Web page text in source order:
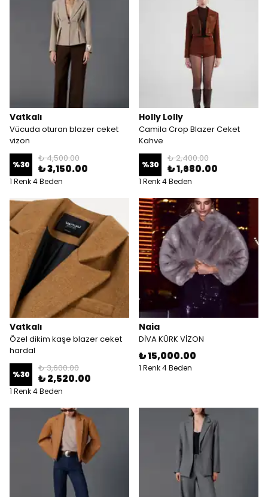
Vatkalı
Vücuda oturan blazer ceket
vizon
%30
₺ 4,500.00
₺ 3,150.00
1 Renk 4 Beden
Holly Lolly
Camila Crop Blazer Ceket
Kahve
%30
₺ 2,400.00
₺ 1,680.00
1 Renk 4 Beden
Vatkalı
Özel dikim kaşe blazer ceket
hardal
%30
₺ 3,600.00
₺ 2,520.00
1 Renk 4 Beden
Naia
DİVA KÜRK VİZON
₺ 15,000.00
1 Renk 4 Beden